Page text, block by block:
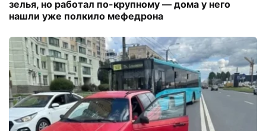
зелья, но работал по-крупному — дома у него
нашли уже полкило мефедрона